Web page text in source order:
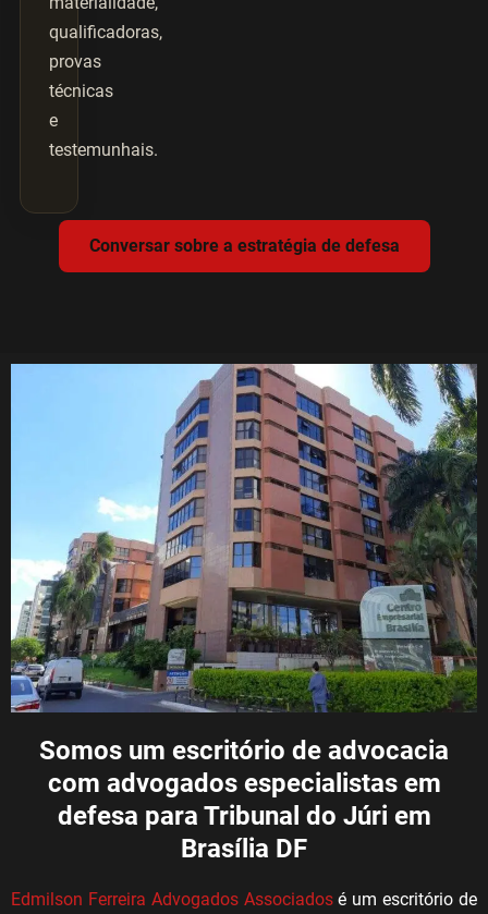
qualificadoras,
provas
técnicas
e
testemunhais.
Conversar sobre a estratégia de defesa
Somos um escritório de advocacia
com advogados especialistas em
defesa para Tribunal do Júri em
Brasília DF
Edmilson Ferreira Advogados Associadosé um escritório de